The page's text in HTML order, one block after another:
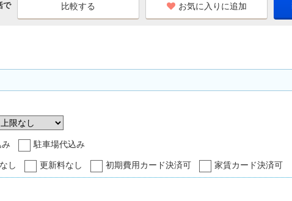
で お気に入りに追加
駐車場代込み
し 更新料なし 初期費用カード決済可 家賃カード決済可